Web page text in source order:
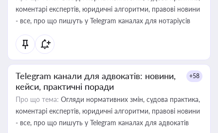
коментарі експертів, юридичні алгоритми, правові новини
- все, про що пишуть у Telegram каналах для нотаріусів
Telegram канали для адвокатів: новини,
кейси, практичні поради
+58
Про що тема: Огляди нормативних змін, судова практика,
коментарі експертів, юридичні алгоритми, правові новини
- все, про що пишуть у Telegram каналах для адвокатів